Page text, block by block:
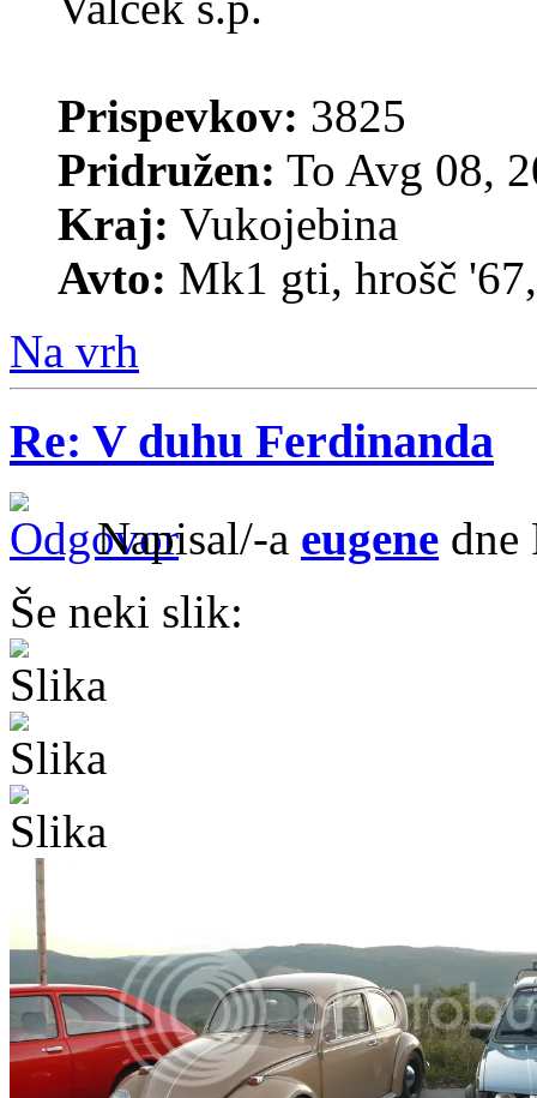
Prispevkov: 3825
Pridružen: To Avg 08,
Kraj: Vukojebina
Avto: Mk1 gti, hrošč
Na vrh
Re: V duhu Ferdinanda
Napisal/-a eugene dne
Še neki slik: